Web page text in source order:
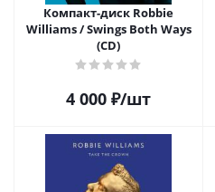
Компакт-диск Robbie
Williams / Swings Both Ways
(CD)
4 000 ₽/шт